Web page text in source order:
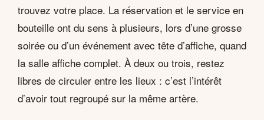
trouvez votre place. La réservation et le service en
bouteille ont du sens à plusieurs, lors d’une grosse
soirée ou d’un événement avec tête d’affiche, quand
la salle affiche complet. À deux ou trois, restez
libres de circuler entre les lieux : c’est l’intérêt
d’avoir tout regroupé sur la même artère.